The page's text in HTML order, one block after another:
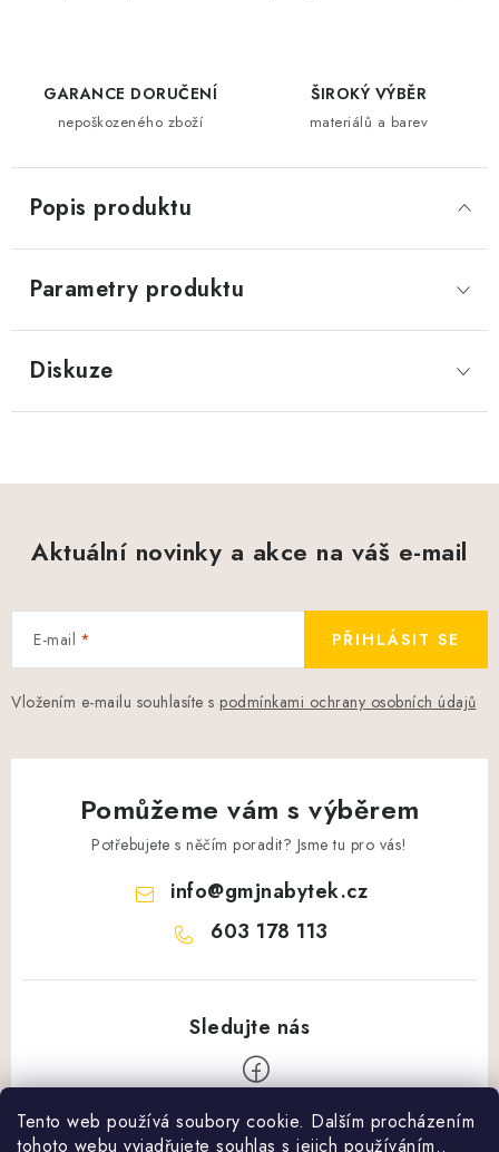
Tento web používá soubory cookie. Dalším procházením
tohoto webu vyjadřujete souhlas s jejich používáním..
GARANCE DORUČENÍ
nepoškozeného zboží
ŠIROKÝ VÝBĚR
materiálů a barev
Popis produktu
Parametry produktu
Diskuze
Aktuální novinky a akce na váš e-mail
E-mail
Vložením e-mailu souhlasíte s podmínkami ochrany osobních údajů
PŘIHLÁSIT SE
Pomůžeme vám s výběrem
Potřebujete s něčím poradit? Jsme tu pro vás!
info@gmjnabytek.cz
603 178 113